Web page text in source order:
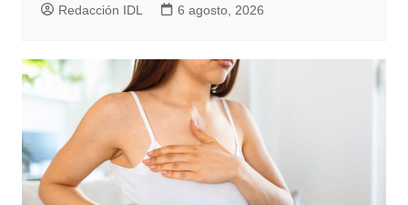
Redacción IDL 6 agosto, 2026